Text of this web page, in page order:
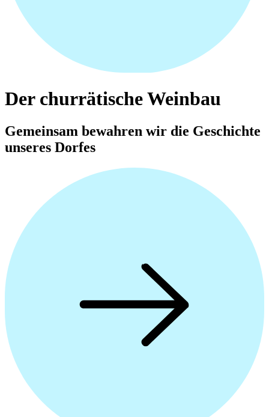
Der churrätische Weinbau
Gemeinsam bewahren wir die Geschichte
unseres Dorfes